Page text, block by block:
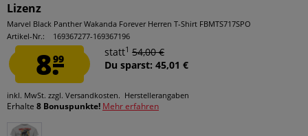
Lizenz
Marvel Black Panther Wakanda Forever Herren T-Shirt FBMTS717SPO
Artikel-Nr.:
169367277-169367196
8.99
statt1 54,00 €
Du sparst: 45,01 €
inkl. MwSt. zzgl. Versandkosten. Herstellerangaben
Erhalte 8 Bonuspunkte! Mehr erfahren